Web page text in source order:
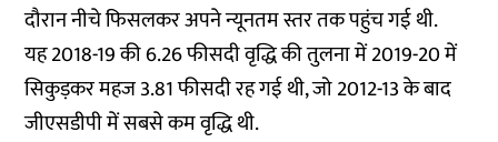
दौरान नीचे फिसलकर अपने न्यूनतम स्तर तक पहुंच गई थी.
यह 2018-19 की 6.26 फीसदी वृद्धि की तुलना में 2019-20 में
सिकुड़कर महज 3.81 फीसदी रह गई थी, जो 2012-13 के बाद
जीएसडीपी में सबसे कम वृद्धि थी.